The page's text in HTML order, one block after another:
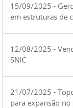
15/09/2025 -
em estruturas de
12/08/2025 -
SNIC
21/07/2025 -
para expansão